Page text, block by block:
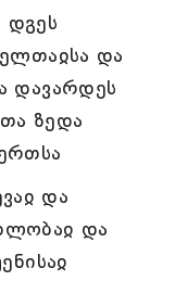
დგეს
და
დავარდეს
ზედა
და
და